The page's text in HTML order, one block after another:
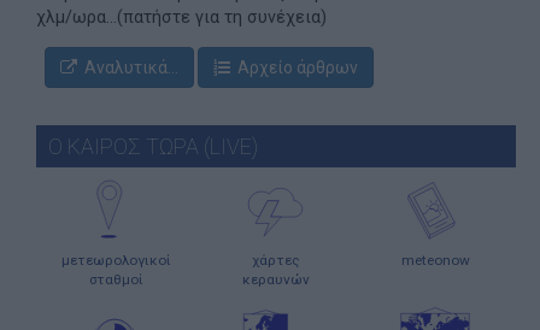
χλμ/ωρα...(πατήστε για τη συνέχεια)
Αναλυτικά... Αρχείο άρθρων
Ο ΚΑΙΡΟΣ ΤΩΡΑ (LIVE)
μετεωρολογικοί
σταθμοί
χάρτες
κεραυνών
meteonow